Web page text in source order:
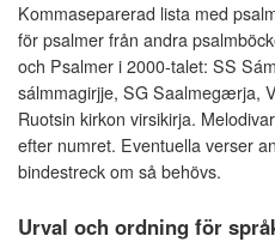
Kommaseparerad lista med
för psalmer från andra
och Psalmer i 2000-talet: SS
sálmmagirjje, SG Saalmegærja,
Ruotsin kirkon virsikirja.
efter numret. Eventuella verser
bindestreck om så behövs.
Urval och ordning för